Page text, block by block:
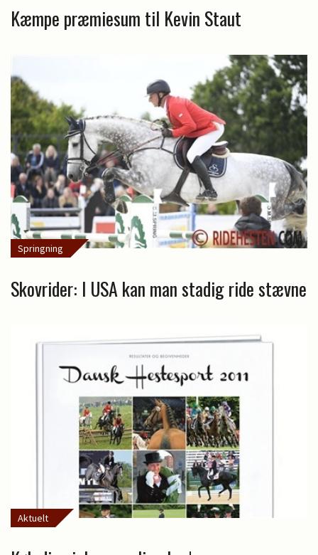
Kæmpe præmiesum til Kevin Staut
Springning
Skovrider: I USA kan man stadig ride stævne
Aktuelt